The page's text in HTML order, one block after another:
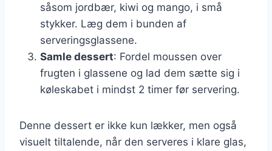
såsom jordbær, kiwi og mango, i små
stykker. Læg dem i bunden af
serveringsglassene.
Samle dessert: Fordel moussen over
frugten i glassene og lad dem sætte sig i
køleskabet i mindst 2 timer før servering.
Denne dessert er ikke kun lækker, men også
visuelt tiltalende, når den serveres i klare glas,